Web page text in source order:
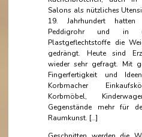
Salons als nützliches
19. Jahrhundert hatten
Peddigrohr und in
Plastgeflechtstoffe die
gedrängt. Heute sind
wieder sehr gefragt. Mit
Fingerfertigkeit und
Korbmacher
Korbmöbel,
Gegenstände mehr für
Raumkunst. […]